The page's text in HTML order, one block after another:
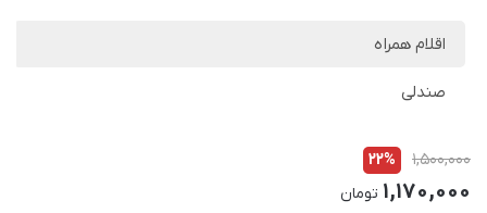
اقلام همراه
صندلی
1,500,000
22%
1,170,000 تومان